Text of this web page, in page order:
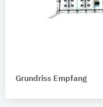
Grundriss Empfang